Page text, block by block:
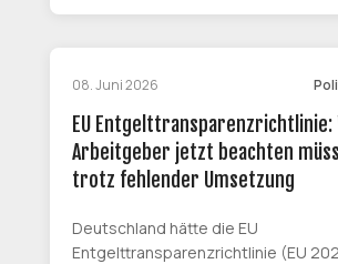
08. Juni 2026
EU Entgelttransparenzrichtlinie:
Arbeitgeber jetzt beachten
trotz fehlender Umsetzung
Deutschland hätte die EU
Entgelttransparenzrichtlinie (EU